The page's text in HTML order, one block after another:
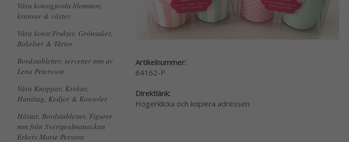
Våra konstgjorda blommor,
kransar & växter
Våra konst Frukter, Grönsaker,
Bakelser & Tårtor
Bordstabletter, servetter mm av
Lena Petersson
Våra Knoppar, Krokar,
Handtag, Kedjor & Konsoler
Hästar, Bordstabletter, Figurer
mm från Sverigealmanackan
Erkers Marie Persson
Artikelnummer:
64162-P
Direktlänk:
Högerklicka och kopiera adressen